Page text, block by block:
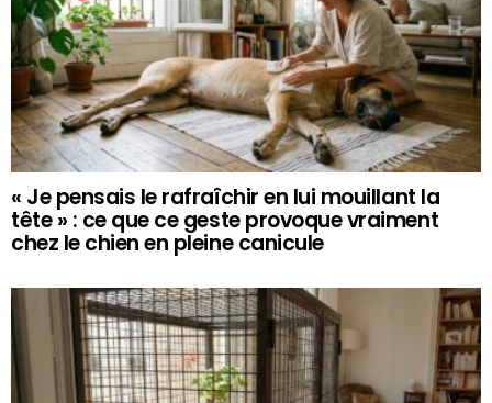
« Je pensais le rafraîchir en lui mouillant la
tête » : ce que ce geste provoque vraiment
chez le chien en pleine canicule